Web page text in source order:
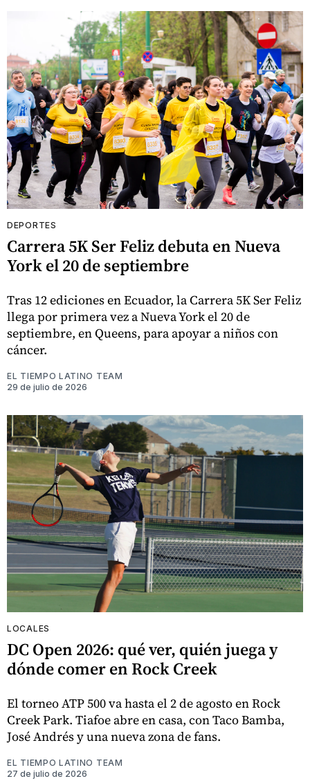
DEPORTES
Carrera 5K Ser Feliz debuta en Nueva
York el 20 de septiembre
Tras 12 ediciones en Ecuador, la Carrera 5K Ser Feliz
llega por primera vez a Nueva York el 20 de
septiembre, en Queens, para apoyar a niños con
cáncer.
EL TIEMPO LATINO TEAM
29 de julio de 2026
LOCALES
DC Open 2026: qué ver, quién juega y
dónde comer en Rock Creek
El torneo ATP 500 va hasta el 2 de agosto en Rock
Creek Park. Tiafoe abre en casa, con Taco Bamba,
José Andrés y una nueva zona de fans.
EL TIEMPO LATINO TEAM
27 de julio de 2026